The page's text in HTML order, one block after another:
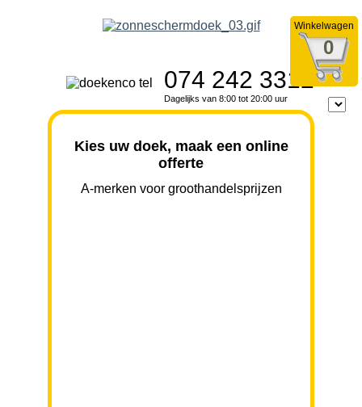
Winkelwagen
0
074 242 3312
Dagelijks van 8:00 tot 20:00 uur
Kies uw doek, maak een online
offerte
A-merken voor groothandelsprijzen